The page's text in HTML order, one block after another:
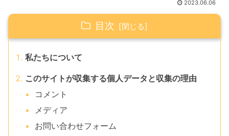
2023.06.06
目次
私たちについて
このサイトが収集する個人データと収集の理由
コメント
メディア
お問い合わせフォーム